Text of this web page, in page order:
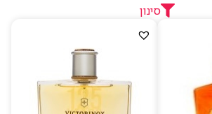
בושם איכותי, רענן ועל־זמני המשקף
אמינות וסגנון קלאסי.
סינון